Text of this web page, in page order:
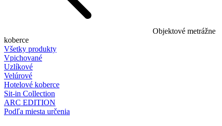
Objektové metrážne
koberce
Všetky produkty
Vpichované
Uzlíkové
Velúrové
Hotelové koberce
Sit-in Collection
ARC EDITION
Podľa miesta určenia